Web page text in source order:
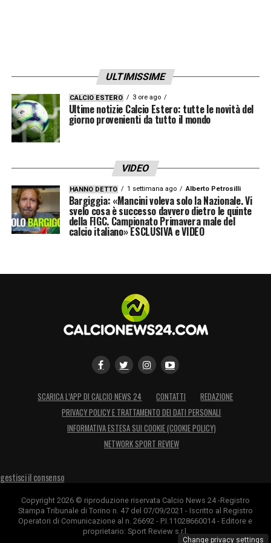
Le possibili soluzioni e l’intervento
della proprietà
Esiste però una via d’uscita istituzionale per
sbloccare la situazione. I club hanno la
facoltà di richiedere larevoca del
provvedimentoqualora l’eccedenza di costo
contestata venga sanata. Le NOIF offrono
diverse soluzioni tecniche agli azionisti di
queste spiccano i versamenti per futuri
, l’immissione di liquidità
per la copertura delle perdite, i finanziamenti
infruttiferi dei soci o l’utilizzo di risorse
legati al mercato o ai diritti audiovisivi.
Le opzioni per i due club sono dunque
tracciate: finanziare gli acquisti unicamente
attraverso le cessioni, oppure attendere un
rispettive proprietà.
LA PLAYLIST DELLE NOSTRE TOP NEWS
ULTIMISSIME
CALCIO ESTERO 3 ore ago
Ultime notizie Calcio Estero: tutte le novità del
giorno provenienti da tutto il mondo
VIDEO
HANNO DETTO 1 settimana ago Alberto Petrosilli
Bargiggia: «Mancini voleva solo la Nazionale. Vi
svelo cosa è successo davvero dietro le quinte
della FIGC. Campionato Primavera male del
calcio italiano» ESCLUSIVA e VIDEO
SCARICA L’APP DI CALCIO NEWS 24 CONTATTI
REDAZIONE
PRIVACY POLICY E TRATTAMENTO DEI DATI PERSONALI
INFORMATIVA ESTESA SUI COOKIE (COOKIE POLICY)
NETWORK SPORT REVIEW
gestisci il consenso
Copyright 2026 © riproduzione riservata Calcio News 24 -Registro
Stampa Tribunale di Torino n. 47 del 07/09/2021 - Iscritto al Registro
Operatori di Comunicazione al n. 26692 - P.I.11028660014 - Editore e
proprietario: Sport Review s.r.l.
Change privacy settings